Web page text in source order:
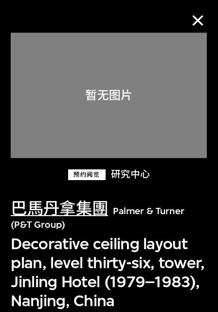
预约阅览 研究中心
巴馬丹拿集團
Palmer & Turner
(P&T Group)
Decorative ceiling layout
plan, level thirty-six, tower,
Jinling Hotel (1979–1983),
Nanjing, China
关于M+藏品
探索世界顶级的二十及二十一世纪视觉
文化藏品。